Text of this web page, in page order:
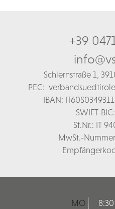
+39
Schlernstraße 1,
PEC:
IBAN:
SWIFT-
St.Nr.: IT
MwSt.-
MO